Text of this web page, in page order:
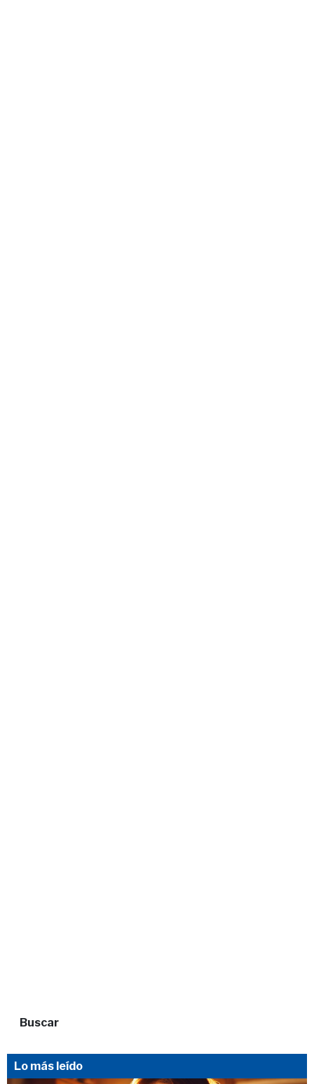
Buscar
Lo más leído